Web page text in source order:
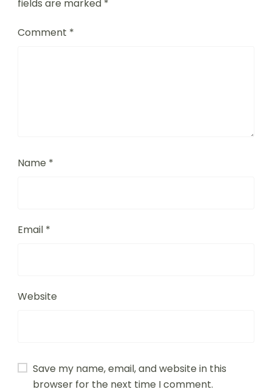
fields are marked *
Comment *
Name *
Email *
Website
Save my name, email, and website in this
browser for the next time I comment.